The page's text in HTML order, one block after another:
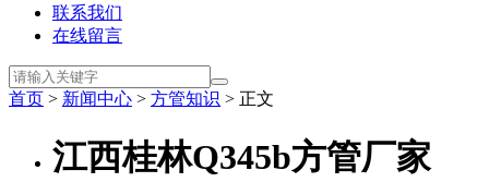
联系我们
在线留言
首页 > 新闻中心 > 方管知识 > 正文
江西桂林Q345b方管厂家